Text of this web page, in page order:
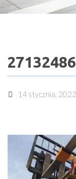
14 stycznia, 2022